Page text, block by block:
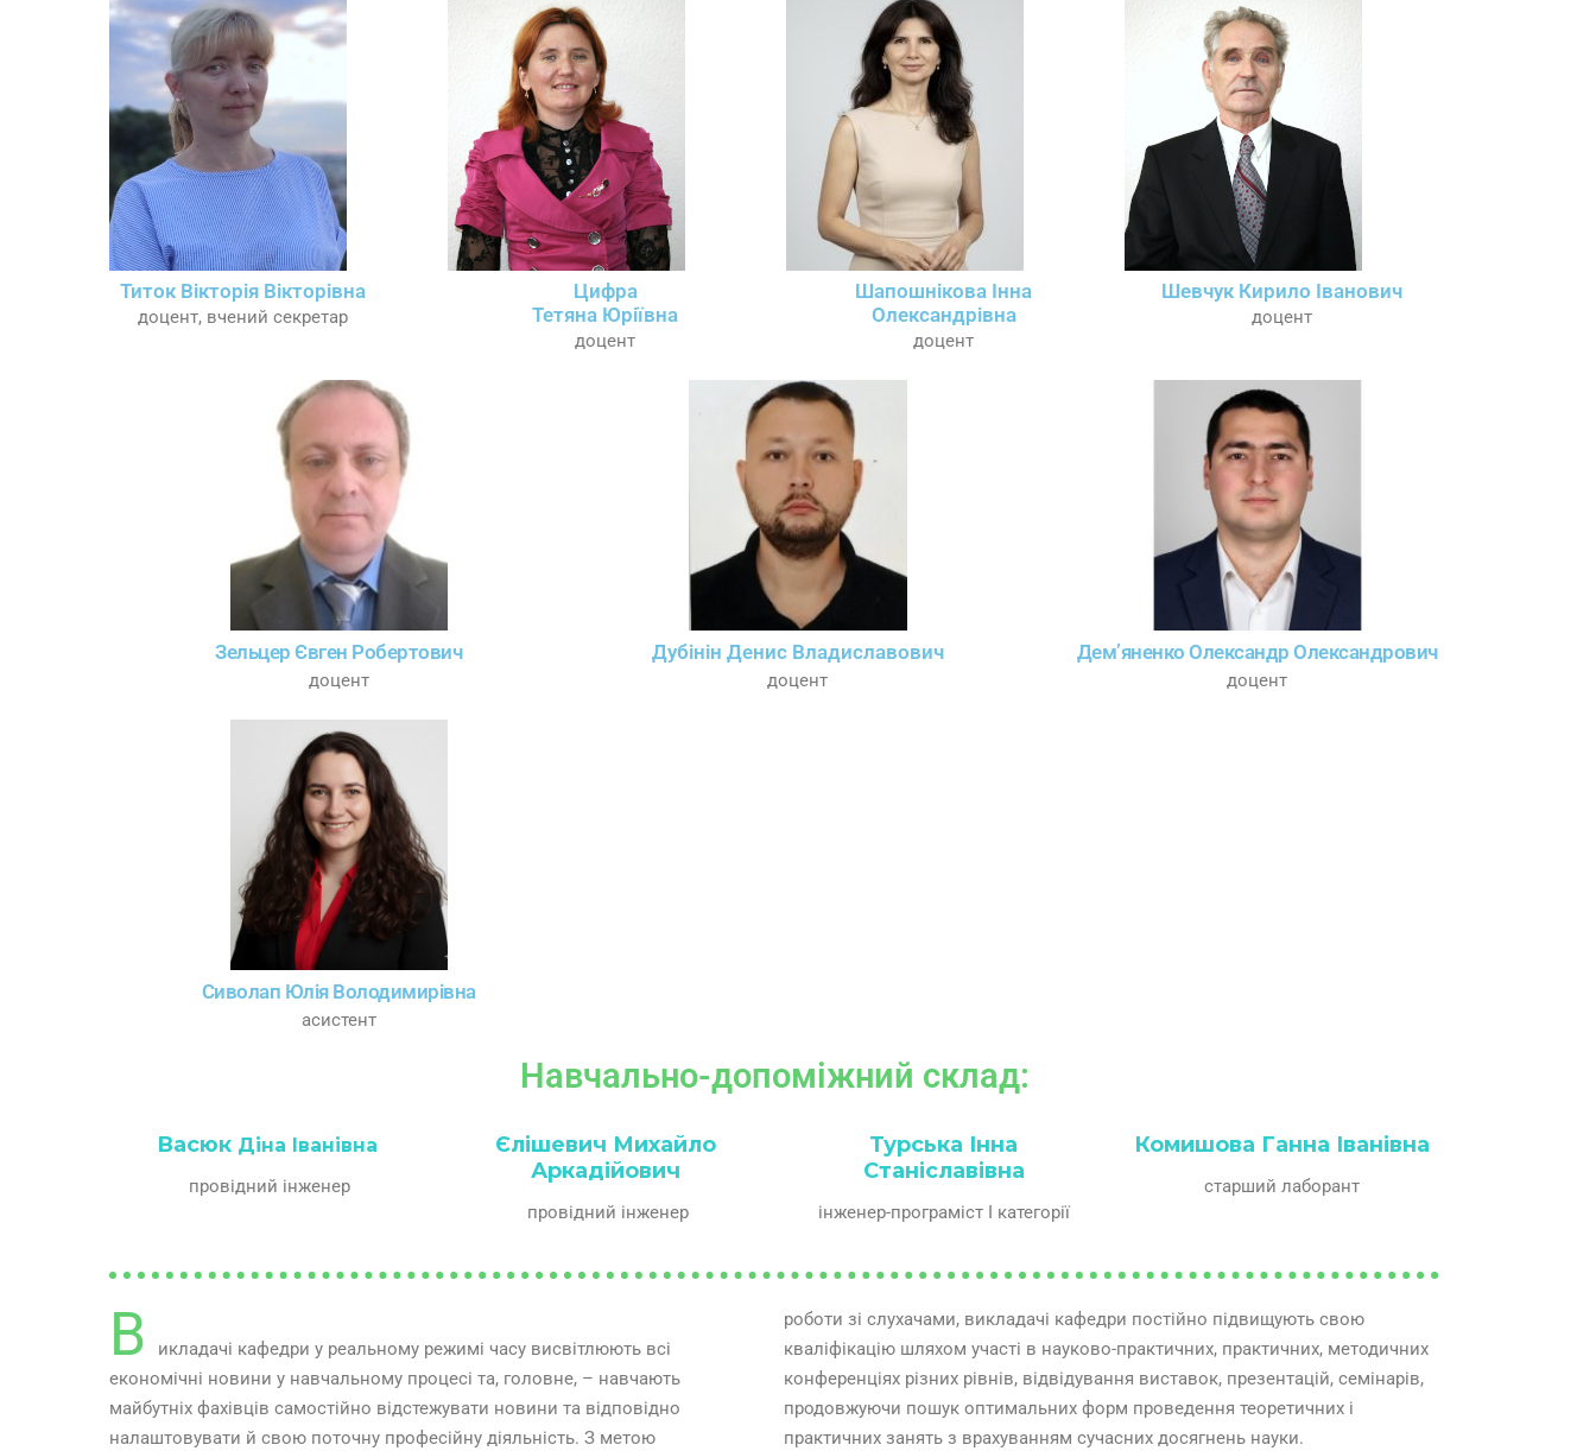
Титок Вікторія Вікторівна
доцент, вчений секретар
Цифра
Тетяна Юріївна
доцент
Шапошнікова Інна
Олександрівна
доцент
Шевчук Кирило Іванович
доцент
Зельцер Євген Робертович
доцент
Дубінін Денис Владиславович
доцент
Дем’яненко Олександр Олександрович
доцент
Сиволап Юлія Володимирівна
асистент
Навчально-допоміжний склад:
Васюк Діна Іванівна
провідний інженер
Єлішевич Михайло
Аркадійович
провідний інженер
Турська Інна
Станіславівна
інженер-програміст І категорії
Комишова Ганна Іванівна
старший лаборант
В
икладачі кафедри у реальному режимі часу висвітлюють всі
економічні новини у навчальному процесі та, головне, – навчають
майбутніх фахівців самостійно відстежувати новини та відповідно
налаштовувати й свою поточну професійну діяльність. З метою
роботи зі слухачами, викладачі кафедри постійно підвищують свою
кваліфікацію шляхом участі в науково-практичних, практичних, методичних
конференціях різних рівнів, відвідування виставок, презентацій, семінарів,
продовжуючи пошук оптимальних форм проведення теоретичних і
практичних занять з врахуванням сучасних досягнень науки.